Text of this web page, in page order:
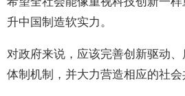
升中国制造软实力。
对政府来说，应该完善创新驱动
体制机制，并大力营造相应的社